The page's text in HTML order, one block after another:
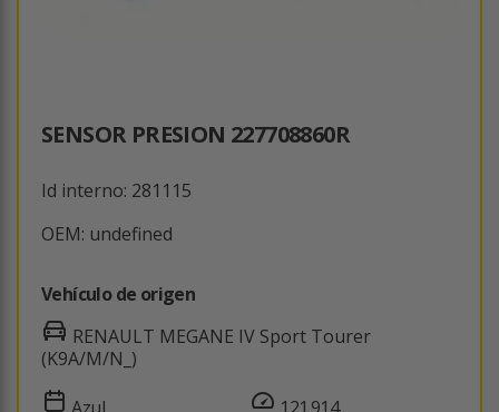
SENSOR PRESION 227708860R
Id interno: 281115
OEM: undefined
Vehículo de origen
RENAULT MEGANE IV Sport Tourer
(K9A/M/N_)